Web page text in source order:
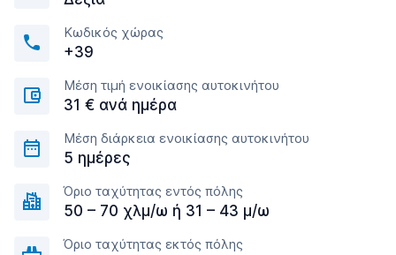
Κωδικός χώρας
+39
Μέση τιμή ενοικίασης αυτοκινήτου
31 € ανά ημέρα
Μέση διάρκεια ενοικίασης αυτοκινήτου
5 ημέρες
Όριο ταχύτητας εντός πόλης
50 – 70 χλμ/ω ή 31 – 43 μ/ω
Όριο ταχύτητας εκτός πόλης